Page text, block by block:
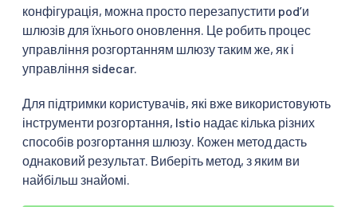
конфігурація, можна просто перезапустити podʼи
шлюзів для їхнього оновлення. Це робить процес
управління розгортанням шлюзу таким же, як і
управління sidecar.
Для підтримки користувачів, які вже використовують
інструменти розгортання, Istio надає кілька різних
способів розгортання шлюзу. Кожен метод дасть
однаковий результат. Виберіть метод, з яким ви
найбільш знайомі.